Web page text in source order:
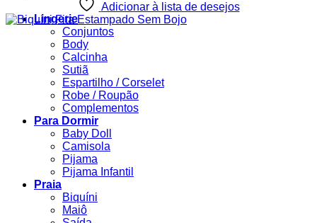
Lingerie
Conjuntos
Body
Calcinha
Sutiã
Espartilho / Corselet
Robe / Roupão
Complementos
Para Dormir
Baby Doll
Camisola
Pijama
Pijama Infantil
Praia
Biquíni
Maiô
Adicionar à lista de desejos